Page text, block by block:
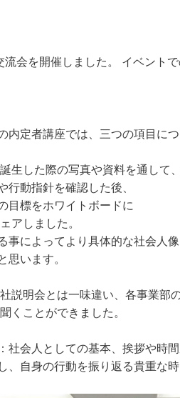
会を開催しました。 イベント
内定者講座では、三つの項目につ
生した際の写真や資料を通して
行動指針を確認した後、
目標をホワイトボードに
アしました。
事によってより具体的な社会人
思います。
説明会とは一味違い、各事業部
くことができました。
社会人としての基本、挨拶や時間
、自身の行動を振り返る貴重な時